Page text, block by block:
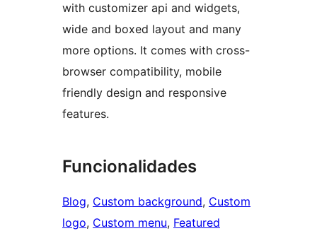
with customizer api and widgets,
wide and boxed layout and many
more options. It comes with cross-
browser compatibility, mobile
friendly design and responsive
features.
Funcionalidades
Blog, Custom background, Custom
logo, Custom menu, Featured